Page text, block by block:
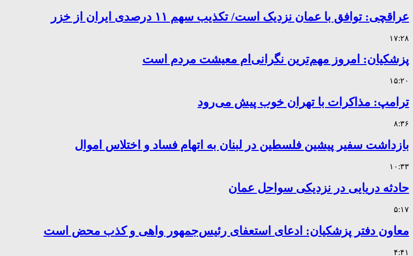
عراقچی: توافق با عمان نزدیک است/ تکذیب سهم ۱۱ درصدی ایران از خزر
۱۷:۲۸
پزشکیان: امروز مهم‌ترین نگرانی‌ام معیشت مردم است
۱۵:۲۰
ترامپ: مذاکرات با تهران خوب پیش می‌رود
۸:۳۶
بازداشت سفیر پیشین فلسطین در لبنان به اتهام فساد و اختلاس اموال
۱۰:۳۳
حادثه دریایی در نزدیکی سواحل عمان
۵:۱۷
معاون دفتر پزشکیان: ادعای استعفای رئیس‌جمهور واهی و کذب محض است
۴:۴۱